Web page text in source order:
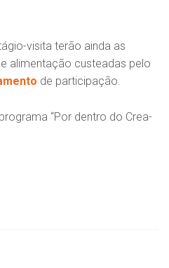
visita terão ainda as
alimentação custeadas pelo
de participação.
“Por dentro do Crea-